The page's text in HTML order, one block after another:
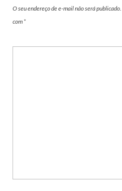
O seu endereço de e-mail não será publicado.
com *